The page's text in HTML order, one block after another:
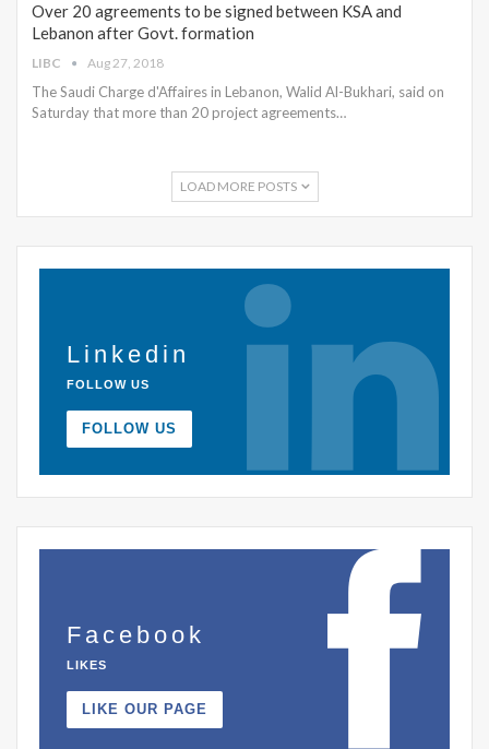
Over 20 agreements to be signed between KSA and
Lebanon after Govt. formation
LIBC Aug 27, 2018
The Saudi Charge d'Affaires in Lebanon, Walid Al-Bukhari, said on
Saturday that more than 20 project agreements…
LOAD MORE POSTS
Linkedin
FOLLOW US
FOLLOW US
Facebook
LIKES
LIKE OUR PAGE